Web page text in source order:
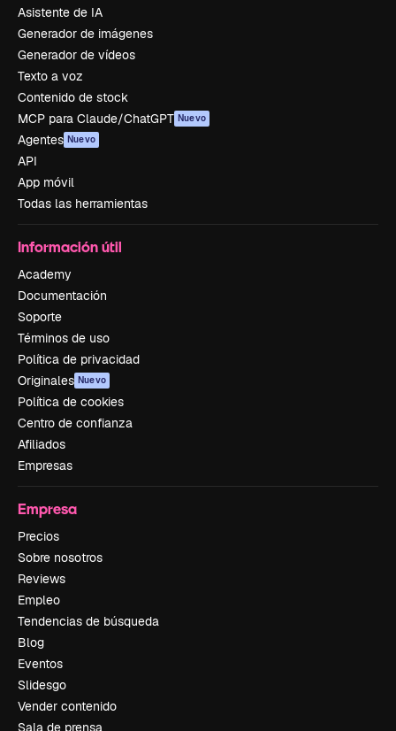
Asistente de IA
Generador de imágenes
Generador de vídeos
Texto a voz
Contenido de stock
MCP para Claude/ChatGPT Nuevo
Agentes Nuevo
API
App móvil
Todas las herramientas
Información útil
Academy
Documentación
Soporte
Términos de uso
Política de privacidad
Originales Nuevo
Política de cookies
Centro de confianza
Afiliados
Empresas
Empresa
Precios
Sobre nosotros
Reviews
Empleo
Tendencias de búsqueda
Blog
Eventos
Slidesgo
Vender contenido
Sala de prensa